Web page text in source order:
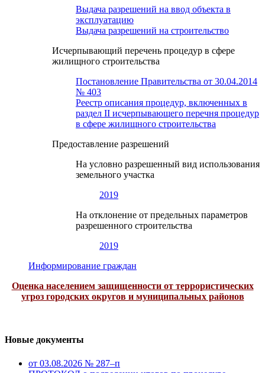
Выдача разрешений на ввод объекта в
эксплуатацию
Выдача разрешений на строительство
Исчерпывающий перечень процедур в сфере
жилищного строительства
Постановление Правительства от 30.04.2014
№ 403
Реестр описания процедур, включенных в
раздел II исчерпывающего перечня процедур
в сфере жилищного строительства
Предоставление разрешений
На условно разрешенный вид использования
земельного участка
2019
На отклонение от предельных параметров
разрешенного строительства
2019
Информирование граждан
Оценка населением защищенности от террористических
угроз городских округов и муниципальных районов
Новые документы
от 03.08.2026 № 287–п